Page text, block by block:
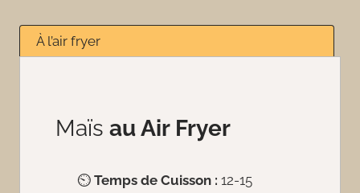
À l’air fryer
Maïs au Air Fryer
⏲️ Temps de Cuisson : 12-15